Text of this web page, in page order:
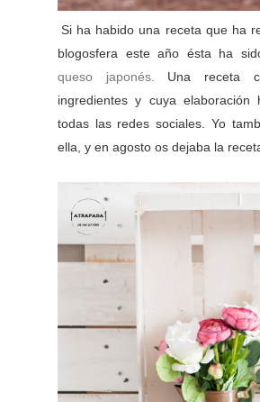
Si ha habido una receta que ha
blogosfera este año ésta ha
queso japonés. Una receta
ingredientes y cuya elaboración
todas las redes sociales. Yo
ella, y en agosto os dejaba la